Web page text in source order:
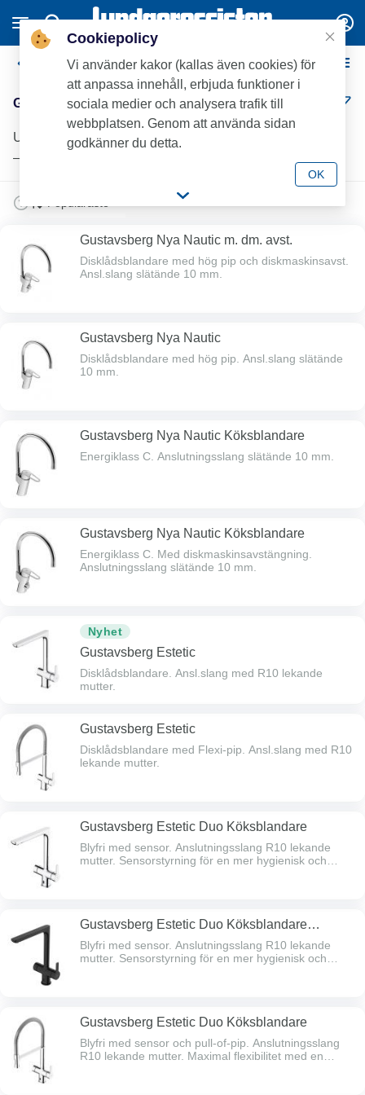
Gustavsberg Köksblandare
Gustavsberg Köksblandare (10)
Upptäck Gustavsberg köksblandare hos Lundagrossisten
– kvalitet för professionella installationer.
Gustavsberg Nya Nautic m. dm. avst.
Disklådsblandare med hög pip och diskmaskinsavst.
Ansl.slang slätände 10 mm.
Gustavsberg Nya Nautic
Disklådsblandare med hög pip. Ansl.slang slätände
10 mm.
Gustavsberg Nya Nautic Köksblandare
Energiklass C. Anslutningsslang slätände 10 mm.
Gustavsberg Nya Nautic Köksblandare
Energiklass C. Med diskmaskinsavstängning.
Anslutningsslang slätände 10 mm.
Nyhet
Gustavsberg Estetic
Disklådsblandare. Ansl.slang med R10 lekande
mutter.
Gustavsberg Estetic
Disklådsblandare med Flexi-pip. Ansl.slang med R10
lekande mutter.
Gustavsberg Estetic Duo Köksblandare
Blyfri med sensor. Anslutningsslang R10 lekande
mutter. Sensorstyrning för en mer hygienisk och
värmeförbrukning och ger en trygg blandare även för
barn
Gustavsberg Estetic Duo Köksblandare
Mattsvart
Blyfri med sensor. Anslutningsslang R10 lekande
mutter. Sensorstyrning för en mer hygienisk och
värmeförbrukning och ger en trygg blandare även för
barn
Gustavsberg Estetic Duo Köksblandare
Blyfri med sensor och pull-of-pip. Anslutningsslang
R10 lekande mutter. Maximal flexibilitet med en
Cookiepolicy
Vi använder kakor (kallas även cookies) för
att anpassa innehåll, erbjuda funktioner i
sociala medier och analysera trafik till
webbplatsen. Genom att använda sidan
godkänner du detta.
OK